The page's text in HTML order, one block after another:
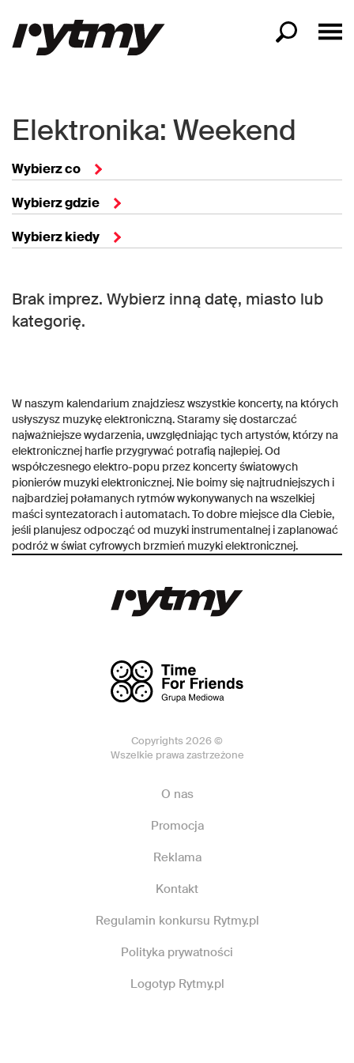
Elektronika: Weekend
Wybierz co
Wybierz gdzie
Wybierz kiedy
Brak imprez. Wybierz inną datę, miasto lub
kategorię.
W naszym kalendarium znajdziesz wszystkie koncerty, na których
usłyszysz muzykę elektroniczną. Staramy się dostarczać
najważniejsze wydarzenia, uwzględniając tych artystów, którzy na
elektronicznej harfie przygrywać potrafią najlepiej. Od
współczesnego elektro-popu przez koncerty światowych
pionierów muzyki elektronicznej. Nie boimy się najtrudniejszych i
najbardziej połamanych rytmów wykonywanych na wszelkiej
maści syntezatorach i automatach. To dobre miejsce dla Ciebie,
jeśli planujesz odpocząć od muzyki instrumentalnej i zaplanować
podróż w świat cyfrowych brzmień muzyki elektronicznej.
Copyrights 2026 ©
Wszelkie prawa zastrzeżone
O nas
Promocja
Reklama
Kontakt
Regulamin konkursu Rytmy.pl
Polityka prywatności
Logotyp Rytmy.pl